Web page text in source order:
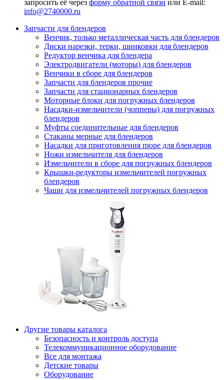
запросить её через форму обратной связи или E-mail:
info@2740000.ru
Запчасти для блендеров
Венчик, только металлическая часть для блендеров
Диски нарезки, терки, шинковки для блендеров
Редуктор венчика для блендера
Электродвигатели (моторы) для блендеров
Венчики в сборе для блендеров
Запчасти для блендеров прочие
Запчасти для стационарных блендеров
Моторные блоки для погружных блендеров
Насадки-измельчители (чопперы) для погружных
блендеров
Муфты соединительные для блендеров
Стаканы мерные для блендеров
Насадки для приготовления пюре для блендеров
Ножи измельчителя для блендеров
Измельчители в сборе для погружных блендеров
Крышки-редукторы измельчителей погружных
блендеров
Чаши для измельчителей погружных блендеров
Другие товары каталога
Безопасность и контроль доступа
Телекоммуникационное оборудование
Все для монтажа
Детские товары
Оборудование